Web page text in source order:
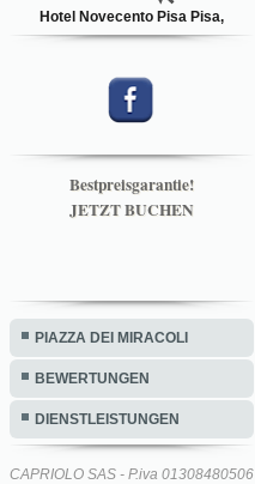
Hotel Novecento Pisa Pisa,
Bestpreisgarantie!
JETZT BUCHEN
PIAZZA DEI MIRACOLI
BEWERTUNGEN
DIENSTLEISTUNGEN
CAPRIOLO SAS - P.iva 01308480506